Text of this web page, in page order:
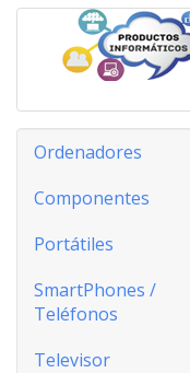
Ordenadores
Componentes
Portátiles
SmartPhones /
Teléfonos
Televisor